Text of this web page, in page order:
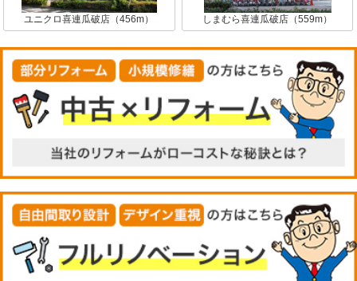
ユニクロ喜連瓜破店（456m） しまむら喜連瓜破店（559m）